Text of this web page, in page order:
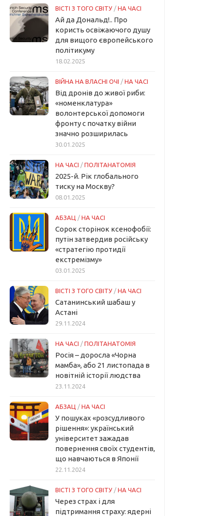
ВІСТІ З ТОГО СВІТУ / НА ЧАСІ
Ай да Дональд!.. Про
користь освіжаючого душу
для вищого європейського
політикуму
18.02.2025
ВІЙНА НА ВЛАСНІ ОЧІ / НА ЧАСІ
Від дронів до живої риби:
«номенклатура»
волонтерської допомоги
фронту с початку війни
значно розширилась
30.01.2025
НА ЧАСІ / ПОЛІТАНАТОМІЯ
2025-й. Рік глобального
тиску на Москву?
08.01.2025
АБЗАЦ / НА ЧАСІ
Сорок сторінок ксенофобії:
путін затвердив російську
«стратегію протидії
екстремізму»
03.01.2025
ВІСТІ З ТОГО СВІТУ / НА ЧАСІ
Сатанинський шабаш у
Астані
29.11.2024
НА ЧАСІ / ПОЛІТАНАТОМІЯ
Росія – доросла «Чорна
мамба», або 21 листопада в
новітній історії людства
23.11.2024
АБЗАЦ / НА ЧАСІ
У пошуках «розсудливого
рішення»: український
університет зажадав
повернення своїх студентів,
що навчаються в Японії
22.11.2024
ВІСТІ З ТОГО СВІТУ / НА ЧАСІ
Через страх і для
підтримання страху: ядерні